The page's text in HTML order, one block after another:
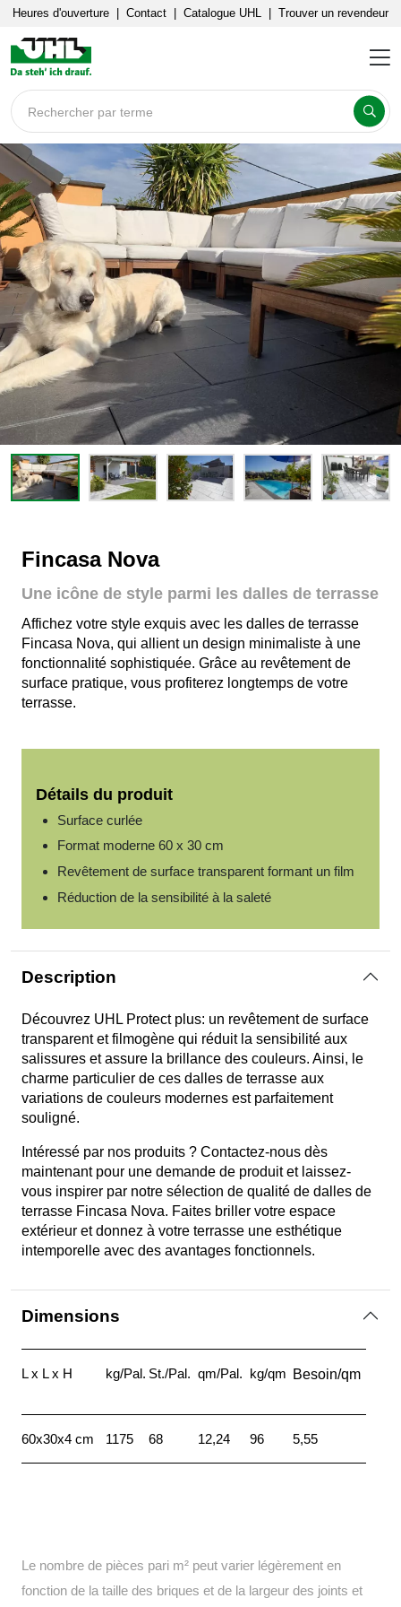
Heures d'ouverture Contact Catalogue UHL Trouver un revendeur
Rechercher par terme
Fincasa Nova
Une icône de style parmi les dalles de terrasse
Affichez votre style exquis avec les dalles de terrasse
Fincasa Nova, qui allient un design minimaliste à une
fonctionnalité sophistiquée. Grâce au revêtement de
surface pratique, vous profiterez longtemps de votre
terrasse.
Détails du produit
Surface curlée
Format moderne 60 x 30 cm
Revêtement de surface transparent formant un film
Réduction de la sensibilité à la saleté
Description
Découvrez UHL Protect plus: un revêtement de surface
transparent et filmogène qui réduit la sensibilité aux
salissures et assure la brillance des couleurs. Ainsi, le
charme particulier de ces dalles de terrasse aux
variations de couleurs modernes est parfaitement
souligné.
Intéressé par nos produits ? Contactez-nous dès
maintenant pour une demande de produit et laissez-
vous inspirer par notre sélection de qualité de dalles de
terrasse Fincasa Nova. Faites briller votre espace
extérieur et donnez à votre terrasse une esthétique
intemporelle avec des avantages fonctionnels.
Dimensions
L x L x H kg/Pal. St./Pal. qm/Pal. kg/qm Besoin/qm
60x30x4 cm 1175 68 12,24 96 5,55
Le nombre de pièces pari m² peut varier légèrement en
fonction de la taille des briques et de la largeur des joints et